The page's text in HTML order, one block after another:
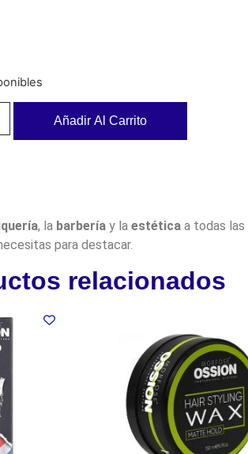
Añadir Al Carrito
, la barberíay la estéticaa todas las
para destacar.
relacionados